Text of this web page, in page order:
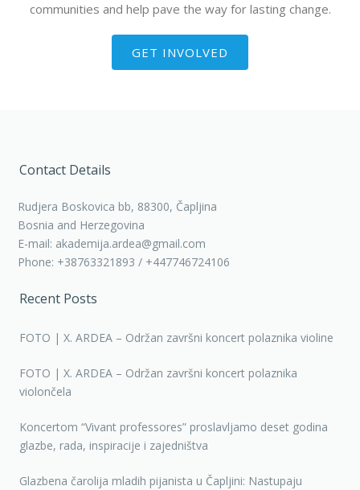
communities and help pave the way for lasting change.
GET INVOLVED
Contact Details
Rudjera Boskovica bb, 88300, Čapljina
Bosnia and Herzegovina
E-mail: akademija.ardea@gmail.com
Phone: +38763321893 / +447746724106
Recent Posts
FOTO | X. ARDEA – Održan završni koncert polaznika violine
FOTO | X. ARDEA – Održan završni koncert polaznika
violončela
Koncertom “Vivant professores” proslavljamo deset godina
glazbe, rada, inspiracije i zajedništva
Glazbena čarolija mladih pijanista u Čapljini: Nastupaju